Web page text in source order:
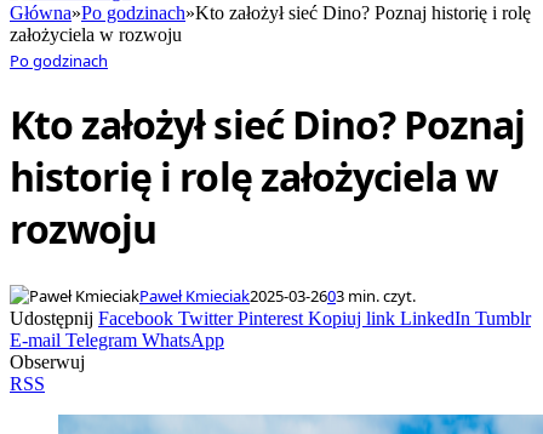
Główna»Po godzinach»Kto założył sieć Dino? Poznaj historię i rolę
założyciela w rozwoju
Po godzinach
Kto założył sieć Dino? Poznaj
historię i rolę założyciela w
rozwoju
Paweł Kmieciak2025-03-2603 min. czyt.
Udostępnij Facebook Twitter Pinterest Kopiuj link LinkedIn Tumblr
E-mail Telegram WhatsApp
Obserwuj
RSS